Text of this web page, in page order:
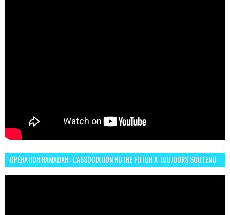
OPÉRATION RAMADAN : L’ASSOCIATION NOTRE FUTUR A TOUJOURS SOUTENU